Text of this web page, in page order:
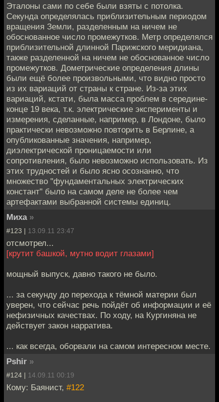
Эталоны сами по себе были взяты с потолка.
Секунда определялась приблизительным периодом
вращения Земли, разделенным на ничем не
обоснованное число промежутков. Метр определялся
приблизительной длинной Парижского меридиана,
также разделенной на ничем не обоснованное число
промежутков. Дометрические определения длины
были ещё более произвольными, что видно просто
из их вариаций от страны к стране. Из-за этих
вариаций, кстати, была масса проблем в середине-
конце 19 века, т.к. электрические эксперименты и
измерения, сделанные, например, в Лондоне, было
практически невозможно повторить в Берлине, а
опубликованные значения, например,
диэлектрической проницаемости или
сопротивления, было невозможно использовать. Из
этих трудностей и было ясно осознанно, что
множество "фундаментальных электрических
констант" было на самом деле не более чем
артефактами выбранной системы единиц.
Миха »
#123 | 13.09.11 23:47
отсмотрел...
[крутит башкой, мутно водит глазами]
мощный выпуск, давно такого не было.
... за секунду до перехода к тёмной материи был
уверен, что сейчас речь пойдёт об информации и её
нефизичных качествах. По ходу, на Кургиняна не
действует закон нарратива.
... как всегда, оборвали на самом интересном месте.
Pshir »
#124 | 14.09.11 00:19
Кому: Баянист, #122